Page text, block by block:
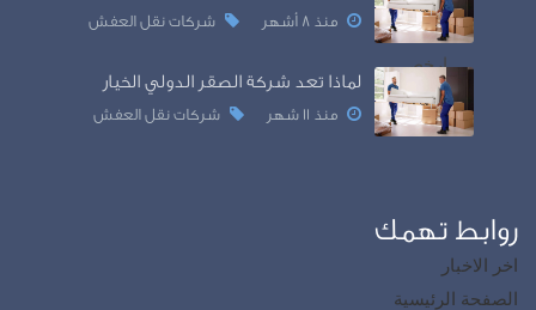
eporner
منذ 8 أشهر شركات نقل العفش
لماذا تعد شركة الصقر الدولي الخيار
منذ 11 شهر شركات نقل العفش
روابط تهمك
اخر الاخبار
الصفحة الرئيسية